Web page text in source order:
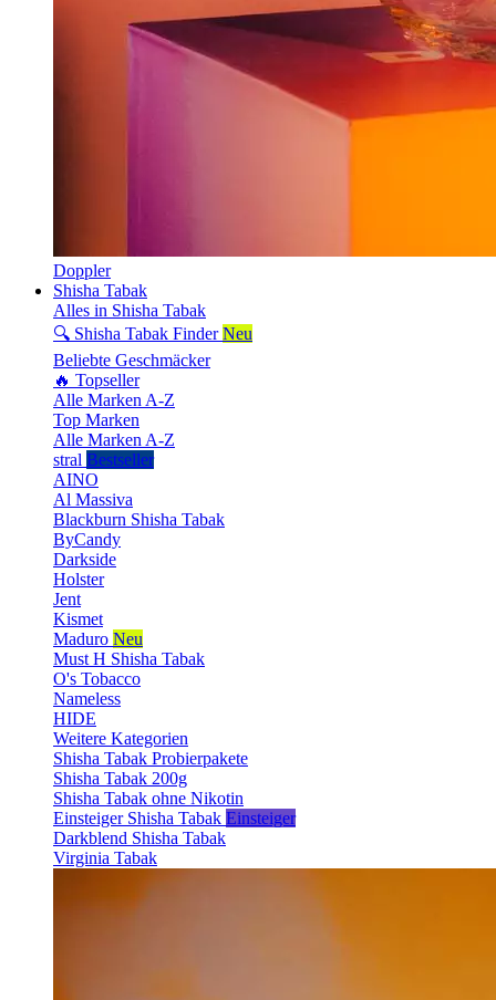
Doppler
Shisha Tabak
Alles in Shisha Tabak
🔍 Shisha Tabak Finder Neu
Beliebte Geschmäcker
🔥 Topseller
Alle Marken A-Z
Top Marken
Alle Marken A-Z
stral Bestseller
AINO
Al Massiva
Blackburn Shisha Tabak
ByCandy
Darkside
Holster
Jent
Kismet
Maduro Neu
Must H Shisha Tabak
O's Tobacco
Nameless
HIDE
Weitere Kategorien
Shisha Tabak Probierpakete
Shisha Tabak 200g
Shisha Tabak ohne Nikotin
Einsteiger Shisha Tabak Einsteiger
Darkblend Shisha Tabak
Virginia Tabak